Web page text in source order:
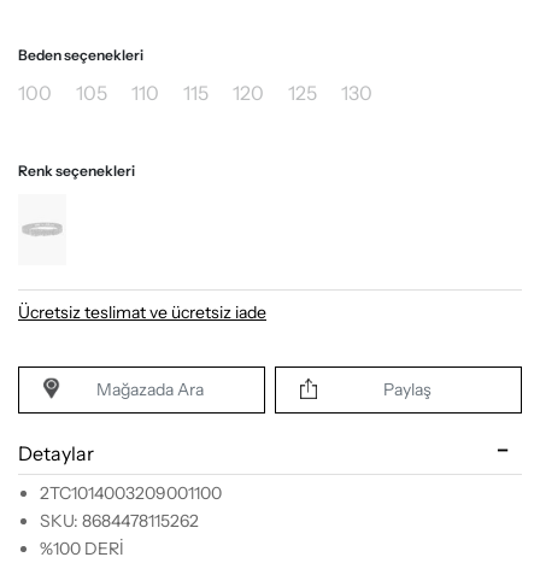
Beden seçenekleri
100 105 110 115 120 125 130
Renk seçenekleri
Ücretsiz teslimat ve ücretsiz iade
Mağazada Ara Paylaş
Detaylar
2TC1014003209001100
SKU: 8684478115262
%100 DERİ